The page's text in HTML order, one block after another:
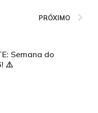
PRÓXIMO
Semana do
⚠️